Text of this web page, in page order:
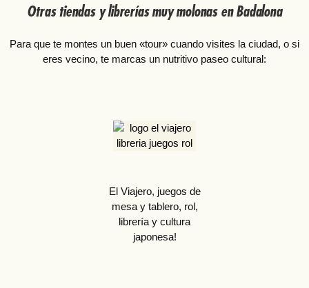
Otras tiendas y librerías muy molonas en Badalona
Para que te montes un buen «tour» cuando visites la ciudad, o si
eres vecino, te marcas un nutritivo paseo cultural:
El Viajero, juegos de
mesa y tablero, rol,
librería y cultura
japonesa!